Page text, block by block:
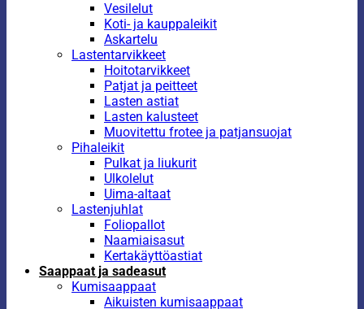
Vesilelut
Koti- ja kauppaleikit
Askartelu
Lastentarvikkeet
Hoitotarvikkeet
Patjat ja peitteet
Lasten astiat
Lasten kalusteet
Muovitettu frotee ja patjansuojat
Pihaleikit
Pulkat ja liukurit
Ulkolelut
Uima-altaat
Lastenjuhlat
Foliopallot
Naamiaisasut
Kertakäyttöastiat
Saappaat ja sadeasut
Kumisaappaat
Aikuisten kumisaappaat